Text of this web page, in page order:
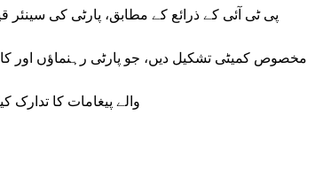
پی ٹی آئی کے ذرائع کے مطابق، پارٹی کی
مخصوص کمیٹی تشکیل دیں، جو پارٹی رہنماؤں اور
والے پیغامات کا